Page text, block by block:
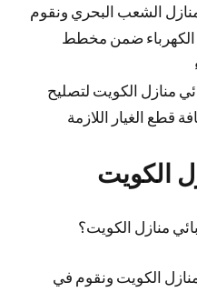
الشعب البحري ونقوم
ضمن مخطط
منازل الكويت لتصليح
قطع الغيار اللازمة
الكويت
منازل الكويت؟
الكويت ونقوم في